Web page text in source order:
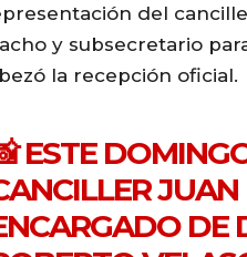
del
y subsecretario
la recepción oficial.
ESTE
DE